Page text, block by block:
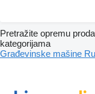
Pretražite opremu
kategorijama
Građevinske mašine